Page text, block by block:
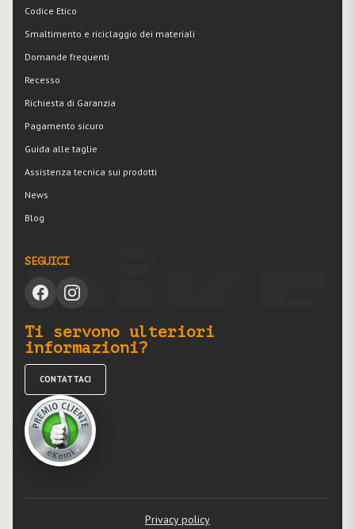
Codice Etico
Smaltimento e riciclaggio dei materiali
Domande frequenti
Recesso
Richiesta di Garanzia
Pagamento sicuro
Guida alle taglie
Assistenza tecnica sui prodotti
News
Blog
SEGUICI
Ti servono ulteriori
informazioni?
CONTATTACI
Privacy policy